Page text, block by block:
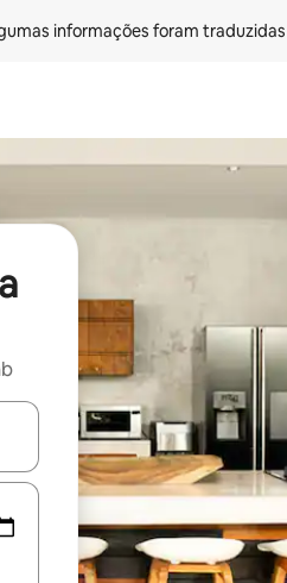
informações foram
os usando as seta para cima